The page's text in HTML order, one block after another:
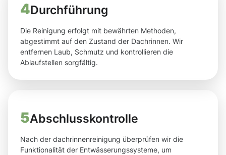
4Durchführung
Die Reinigung erfolgt mit bewährten Methoden,
abgestimmt auf den Zustand der Dachrinnen. Wir
entfernen Laub, Schmutz und kontrollieren die
Ablaufstellen sorgfältig.
5Abschlusskontrolle
Nach der dachrinnenreinigung überprüfen wir die
Funktionalität der Entwässerungssysteme, um